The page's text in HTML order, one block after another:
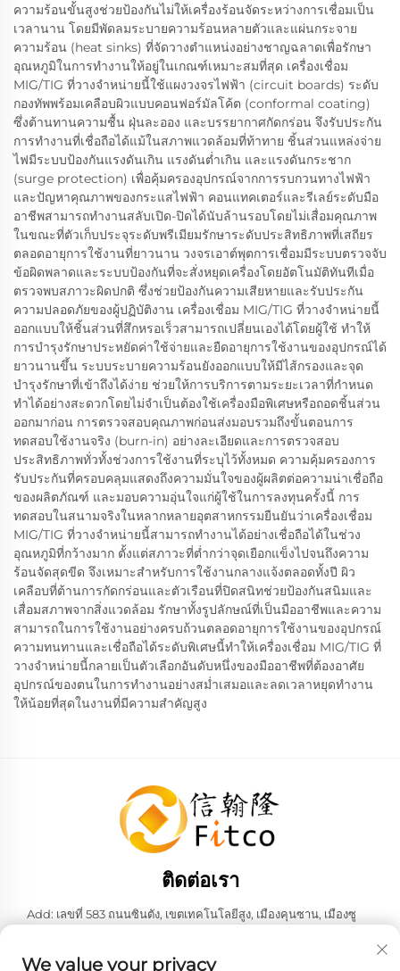
ความร้อนขั้นสูงช่วยป้องกันไม่ให้เครื่องร้อนจัดระหว่างการเชื่อมเป็น
เวลานาน โดยมีพัดลมระบายความร้อนหลายตัวและแผ่นกระจาย
ความร้อน (heat sinks) ที่จัดวางตำแหน่งอย่างชาญฉลาดเพื่อรักษา
อุณหภูมิในการทำงานให้อยู่ในเกณฑ์เหมาะสมที่สุด เครื่องเชื่อม
MIG/TIG ที่วางจำหน่ายนี้ใช้แผงวงจรไฟฟ้า (circuit boards) ระดับ
กองทัพพร้อมเคลือบผิวแบบคอนฟอร์มัลโค้ต (conformal coating)
ซึ่งต้านทานความชื้น ฝุ่นละออง และบรรยากาศกัดกร่อน จึงรับประกัน
การทำงานที่เชื่อถือได้แม้ในสภาพแวดล้อมที่ท้าทาย ชิ้นส่วนแหล่งจ่าย
ไฟมีระบบป้องกันแรงดันเกิน แรงดันต่ำเกิน และแรงดันกระชาก
(surge protection) เพื่อคุ้มครองอุปกรณ์จากการรบกวนทางไฟฟ้า
และปัญหาคุณภาพของกระแสไฟฟ้า คอนแทคเตอร์และรีเลย์ระดับมือ
อาชีพสามารถทำงานสลับเปิด-ปิดได้นับล้านรอบโดยไม่เสื่อมคุณภาพ
ในขณะที่ตัวเก็บประจุระดับพรีเมียมรักษาระดับประสิทธิภาพที่เสถียร
ตลอดอายุการใช้งานที่ยาวนาน วงจรเอาต์พุตการเชื่อมมีระบบตรวจจับ
ข้อผิดพลาดและระบบป้องกันที่จะสั่งหยุดเครื่องโดยอัตโนมัติทันทีเมื่อ
ตรวจพบสภาวะผิดปกติ ซึ่งช่วยป้องกันความเสียหายและรับประกัน
ความปลอดภัยของผู้ปฏิบัติงาน เครื่องเชื่อม MIG/TIG ที่วางจำหน่ายนี้
ออกแบบให้ชิ้นส่วนที่สึกหรอเร็วสามารถเปลี่ยนเองได้โดยผู้ใช้ ทำให้
การบำรุงรักษาประหยัดค่าใช้จ่ายและยืดอายุการใช้งานของอุปกรณ์ได้
ยาวนานขึ้น ระบบระบายความร้อนยังออกแบบให้มีไส้กรองและจุด
บำรุงรักษาที่เข้าถึงได้ง่าย ช่วยให้การบริการตามระยะเวลาที่กำหนด
ทำได้อย่างสะดวกโดยไม่จำเป็นต้องใช้เครื่องมือพิเศษหรือถอดชิ้นส่วน
ออกมาก่อน การตรวจสอบคุณภาพก่อนส่งมอบรวมถึงขั้นตอนการ
ทดสอบใช้งานจริง (burn-in) อย่างละเอียดและการตรวจสอบ
ประสิทธิภาพทั่วทั้งช่วงการใช้งานที่ระบุไว้ทั้งหมด ความคุ้มครองการ
รับประกันที่ครอบคลุมแสดงถึงความมั่นใจของผู้ผลิตต่อความน่าเชื่อถือ
ของผลิตภัณฑ์ และมอบความอุ่นใจแก่ผู้ใช้ในการลงทุนครั้งนี้ การ
ทดสอบในสนามจริงในหลากหลายอุตสาหกรรมยืนยันว่าเครื่องเชื่อม
MIG/TIG ที่วางจำหน่ายนี้สามารถทำงานได้อย่างเชื่อถือได้ในช่วง
อุณหภูมิที่กว้างมาก ตั้งแต่สภาวะที่ต่ำกว่าจุดเยือกแข็งไปจนถึงความ
ร้อนจัดสุดขีด จึงเหมาะสำหรับการใช้งานกลางแจ้งตลอดทั้งปี ผิว
เคลือบที่ต้านการกัดกร่อนและตัวเรือนที่ปิดสนิทช่วยป้องกันสนิมและ
เสื่อมสภาพจากสิ่งแวดล้อม รักษาทั้งรูปลักษณ์ที่เป็นมืออาชีพและความ
สามารถในการใช้งานอย่างครบถ้วนตลอดอายุการใช้งานของอุปกรณ์
ความทนทานและเชื่อถือได้ระดับพิเศษนี้ทำให้เครื่องเชื่อม MIG/TIG ที่
วางจำหน่ายนี้กลายเป็นตัวเลือกอันดับหนึ่งของมืออาชีพที่ต้องอาศัย
อุปกรณ์ของตนในการทำงานอย่างสม่ำเสมอและลดเวลาหยุดทำงาน
ให้น้อยที่สุดในงานที่มีความสำคัญสูง
ติดต่อเรา
Add: เลขที่ 583 ถนนซินตัง, เขตเทคโนโลยีสูง, เมืองคุนซาน, เมืองซู
โทร:+86-137 6186 0079
We value your privacy